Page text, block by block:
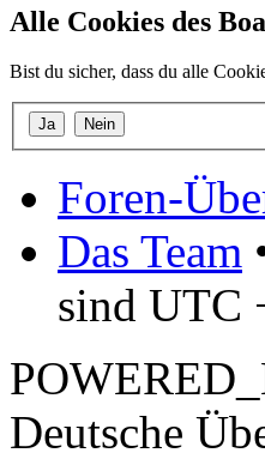
Alle Cookies des
Bist du sicher, dass du alle
Foren-
Das Team
sind UTC
Deutsche